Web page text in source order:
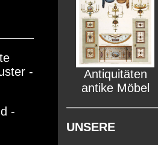
-
-
Antiquitäten
antike Möbel
UNSERE